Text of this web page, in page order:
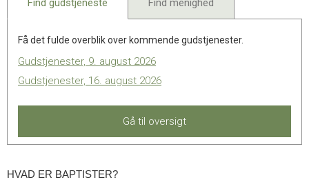
Få det fulde overblik over kommende gudstjenester.
Gudstjenester, 9. august 2026
Gudstjenester, 16. august 2026
Gå til oversigt
Hvad
HVAD ER BAPTISTER?